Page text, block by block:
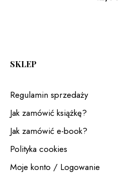
SKLEP
Regulamin sprzedaży
Jak zamówić książkę?
Jak zamówić e-book?
Polityka cookies
Moje konto / Logowanie